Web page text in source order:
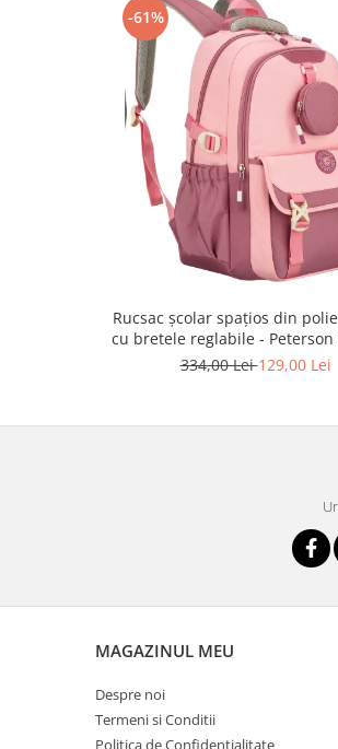
-61%
Rucsac școlar spațios din
cu bretele reglabile - Peterson
8610-1327 PINK
334,00 Lei129,00 Lei
MAGAZINUL MEU
Despre noi
Termeni si Conditii